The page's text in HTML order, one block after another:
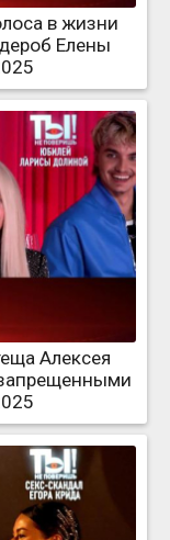
в жизни
Елены
Алексея